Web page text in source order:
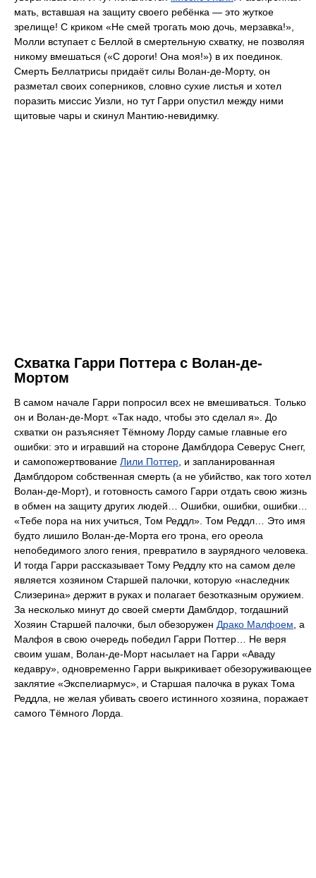
мать, вставшая на защиту своего ребёнка — это жуткое
зрелище! С криком «Не смей трогать мою дочь, мерзавка!»,
Молли вступает с Беллой в смертельную схватку, не позволяя
никому вмешаться («С дороги! Она моя!») в их поединок.
Смерть Беллатрисы придаёт силы Волан-де-Морту, он
разметал своих соперников, словно сухие листья и хотел
поразить миссис Уизли, но тут Гарри опустил между ними
щитовые чары и скинул Мантию-невидимку.
Схватка Гарри Поттера с Волан-де-
Мортом
В самом начале Гарри попросил всех не вмешиваться. Только
он и Волан-де-Морт. «Так надо, чтобы это сделал я». До
схватки он разъясняет Тёмному Лорду самые главные его
ошибки: это и игравший на стороне Дамблдора Северус Снегг,
и самопожертвование Лили Поттер , и запланированная
Дамблдором собственная смерть (а не убийство, как того хотел
Волан-де-Морт), и готовность самого Гарри отдать свою жизнь
в обмен на защиту других людей… Ошибки, ошибки, ошибки…
«Тебе пора на них учиться, Том Реддл». Том Реддл… Это имя
будто лишило Волан-де-Морта его трона, его ореола
непобедимого злого гения, превратило в заурядного человека.
И тогда Гарри рассказывает Тому Реддлу кто на самом деле
является хозяином Старшей палочки, которую «наследник
Слизерина» держит в руках и полагает безотказным оружием.
За несколько минут до своей смерти Дамблдор, тогдашний
Хозяин Старшей палочки, был обезоружен Драко Малфоем , а
Малфоя в свою очередь победил Гарри Поттер… Не веря
своим ушам, Волан-де-Морт насылает на Гарри «Аваду
кедавру», одновременно Гарри выкрикивает обезоруживающее
заклятие «Экспелиармус», и Старшая палочка в руках Тома
Реддла, не желая убивать своего истинного хозяина, поражает
самого Тёмного Лорда.